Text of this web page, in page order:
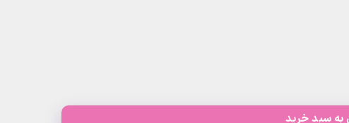
به سبد خرید